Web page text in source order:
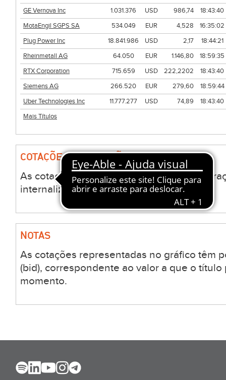
GE Vernova Inc 1.031.376 USD 986,74
18:43:40
MotaEngil SGPS SA
534.049 EUR 4,528
16:35:02
Plug Power Inc
18.841.986 USD 2,17
18:44:21
Rheinmetall AG
64.050 EUR 1.146,80
18:59:35
RTX Corporation
715.659 USD 222,2202
18:43:40
Siemens AG
266.520 EUR 279,60
18:59:44
Uber Technologies Inc
11.777.277 USD 74,89
18:43:40
Mais Títulos
COTAÇÕES E VARIAÇÕES DE ATIVOS
As cotações e valorizações de ativos na
internalizador Société Générale.
NOTAS
As cotações representadas no gráfico têm
(bid), correspondente ao valor a que o
momento.